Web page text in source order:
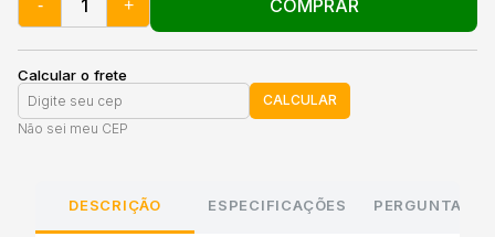
- + COMPRAR
Calcular o frete
CALCULAR
Não sei meu CEP
DESCRIÇÃO ESPECIFICAÇÕES PERGUNTAS E